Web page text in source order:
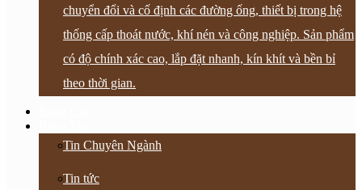
chuyển đổi và cố định các đường ống, thiết bị trong hệ
thống cấp thoát nước, khí nén và công nghiệp. Sản phẩm
có độ chính xác cao, lắp đặt nhanh, kín khít và bền bỉ
theo thời gian.
Tin Chuyên Ngành
Tin tức